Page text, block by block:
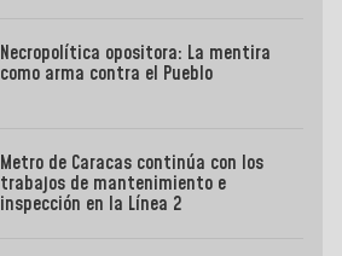
Necropolítica opositora: La mentira
como arma contra el Pueblo
Metro de Caracas continúa con los
trabajos de mantenimiento e
inspección en la Línea 2